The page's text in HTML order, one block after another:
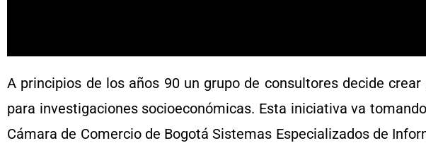
A principios de los años 90 un grupo de consultores decide
para investigaciones socioeconómicas. Esta iniciativa va
Cámara de Comercio de Bogotá Sistemas Especializados de